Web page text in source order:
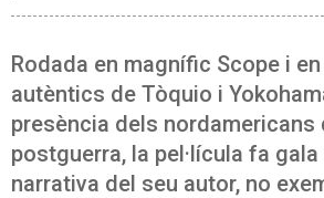
Rodada en magnífic Scope i
autèntics de Tòquio i
presència dels nordamericans
postguerra, la pel·lícula fa
narrativa del seu autor, no